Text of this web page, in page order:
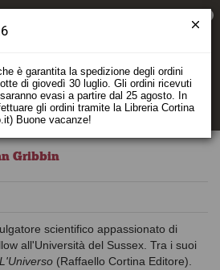
Gribbin
scientifico appassionato di
all'Università del Sussex. Tra i suoi
L'Universo (Raffaello Cortina Editore).
è garantita la spedizione degli ordini
di giovedì 30 luglio. Gli ordini ricevuti
evasi a partire dal 25 agosto. In
gli ordini tramite la Libreria Cortina
Buone vacanze!